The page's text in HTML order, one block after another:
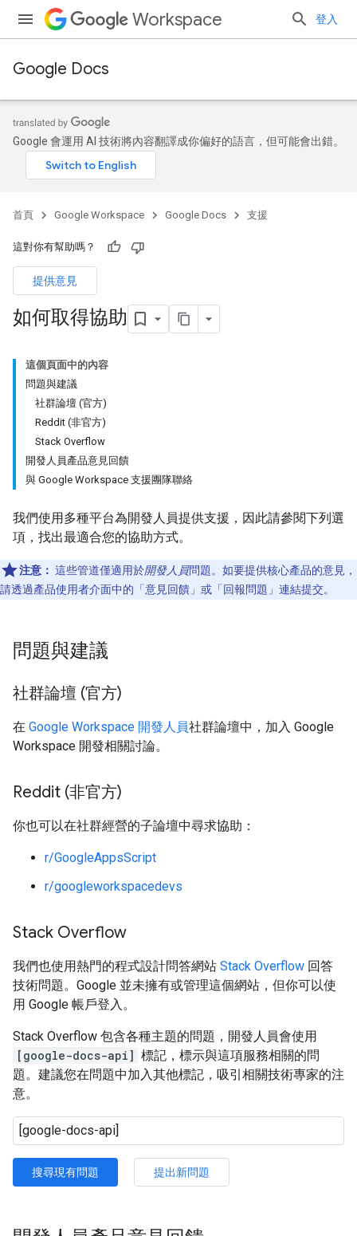
Workspace 登入
Google Docs
Google 會運用 AI 技術將內容翻譯成你偏好的語言，但可能會出錯。
首頁 Google Workspace Google Docs 支援
這對你有幫助嗎？
提供意見
如何取得協助
這個頁面中的內容
問題與建議
社群論壇 (官方)
Reddit (非官方)
Stack Overflow
開發人員產品意見回饋
與 Google Workspace 支援團隊聯絡
我們使用多種平台為開發人員提供支援，因此請參閱下列選
項，找出最適合您的協助方式。
注意： 這些管道僅適用於開發人員問題。如要提供核心產品的意見，
請透過產品使用者介面中的「意見回饋」 或「回報問題」 連結提交。
問題與建議
社群論壇 (官方)
在 Google Workspace 開發人員社群論壇中，加入 Google
Workspace 開發相關討論。
Reddit (非官方)
你也可以在社群經營的子論壇中尋求協助：
r/GoogleAppsScript
r/googleworkspacedevs
Stack Overflow
我們也使用熱門的程式設計問答網站 Stack Overflow 回答
技術問題。Google 並未擁有或管理這個網站，但你可以使
用 Google 帳戶登入。
Stack Overflow 包含各種主題的問題，開發人員會使用
[google-docs-api] 標記，標示與這項服務相關的問
題。建議您在問題中加入其他標記，吸引相關技術專家的注
意。
搜尋現有問題 提出新問題